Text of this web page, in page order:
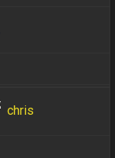
chris